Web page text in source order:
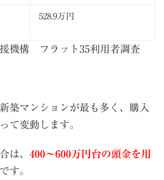
528.9万円
機構 フラット35利用者調査
築マンションが最も多く、購入
て変動します。
は、 400～600万円台の頭金を用
す。